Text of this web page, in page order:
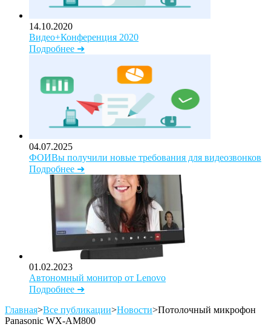
14.10.2020
Видео+Конференция 2020
Подробнее ➜
04.07.2025
ФОИВы получили новые требования для видеозвонков
Подробнее ➜
01.02.2023
Автономный монитор от Lenovo
Подробнее ➜
Главная>Все публикации>Новости>Потолочный микрофон
Panasonic WX-AM800